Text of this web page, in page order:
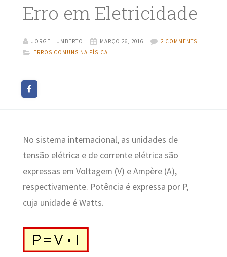
Erro em Eletricidade
JORGE HUMBERTO MARÇO 26, 2016
2 COMMENTS
ERROS COMUNS NA FÍSICA
No sistema internacional, as unidades de
tensão elétrica e de corrente elétrica são
expressas em Voltagem (V) e Ampère (A),
respectivamente. Potência é expressa por P,
cuja unidade é Watts.